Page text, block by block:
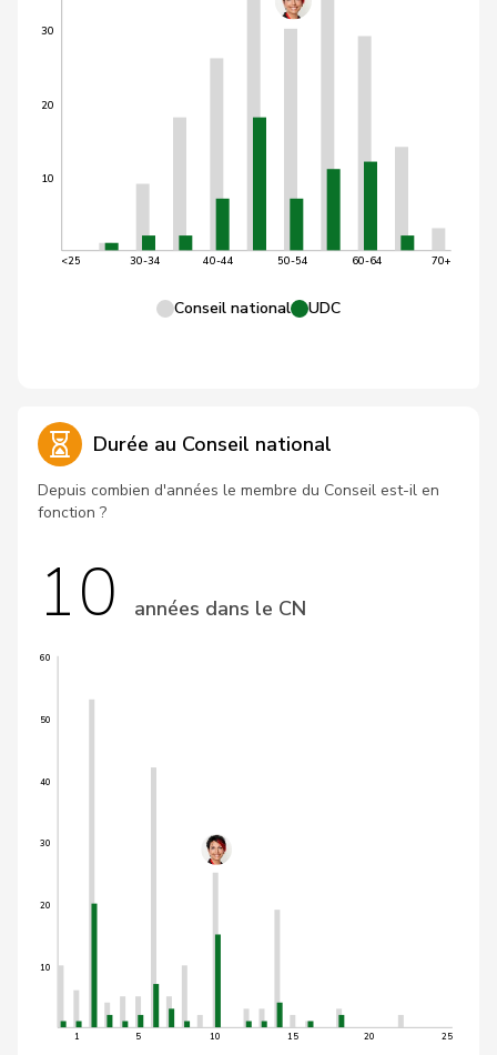
10
20
30
<25 30-34 40-44 50-54 60-64 70+
Conseil national UDC
Durée au Conseil national
Depuis combien d'années le membre du Conseil est-il en
fonction ?
10 années dans le CN
10
20
30
40
50
60
1 5 10 15 20 25